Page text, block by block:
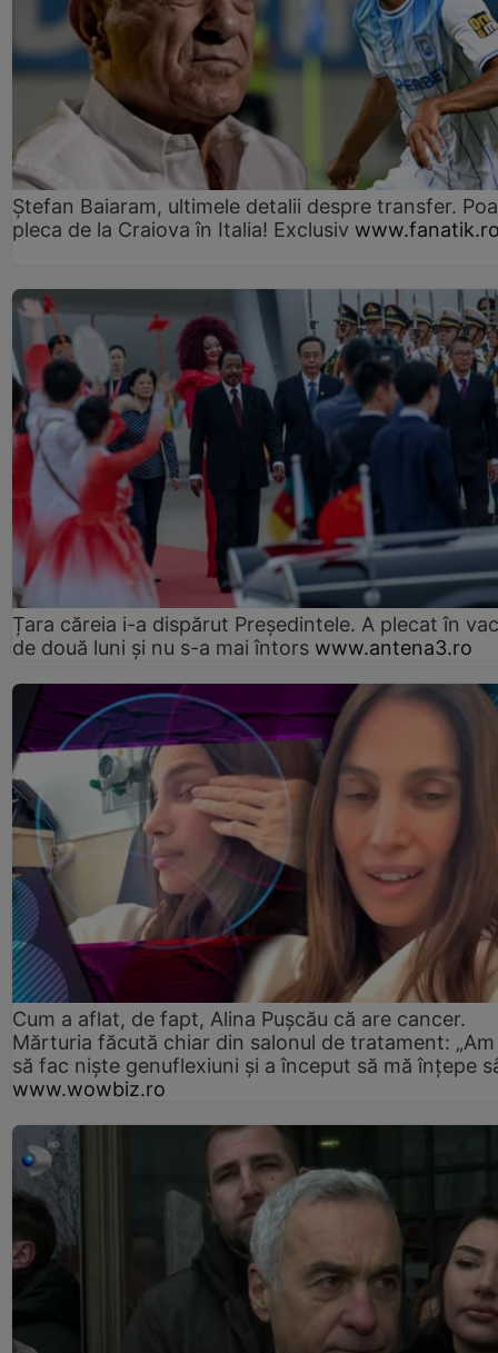
Ștefan Baiaram, ultimele detalii despre transfer.
pleca de la Craiova în Italia! Exclusiv
Țara căreia i-a dispărut Președintele. A plecat în
de două luni și nu s-a mai întors www.antena3.ro
Cum a aflat, de fapt, Alina Pușcău că are cancer.
Mărturia făcută chiar din salonul de tratament:
să fac niște genuflexiuni și a început să mă înțepe
www.wowbiz.ro